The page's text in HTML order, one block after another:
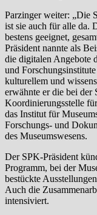
Parzinger weiter: „Die
ist sie auch für alle da.
bestens geeignet,
Präsident nannte als
die digitalen Angebote
und
kulturellem und
erwähnte er die bei der
Koordinierungsstelle
das Institut für
Forschungs- und
des Museumswesens.
Der SPK-Präsident
Programm, bei der
bestückte
Auch die
intensiviert.